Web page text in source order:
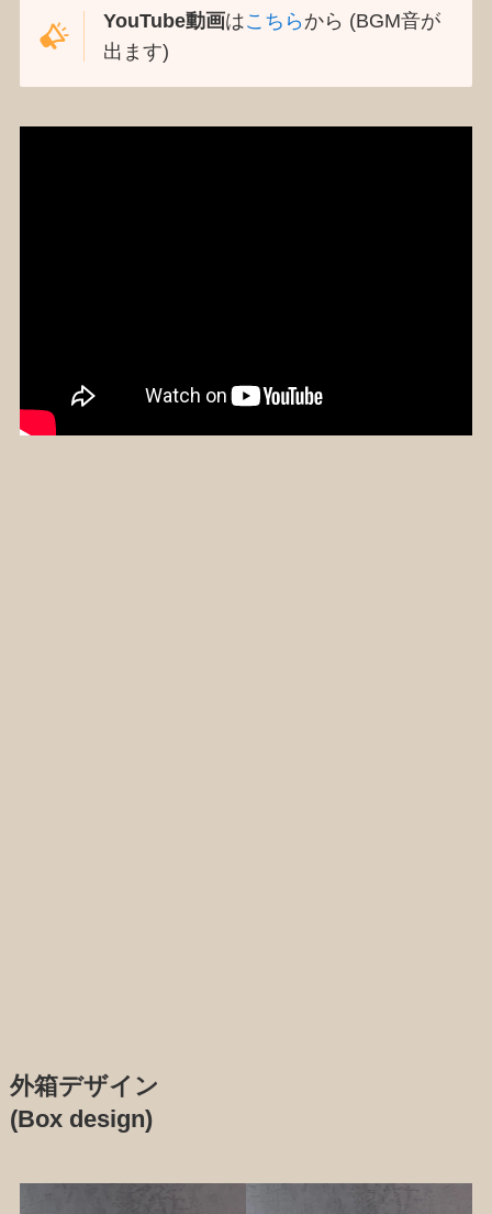
YouTube動画はこちら から (BGM音が
出ます)
外箱デザイン
(Box design)